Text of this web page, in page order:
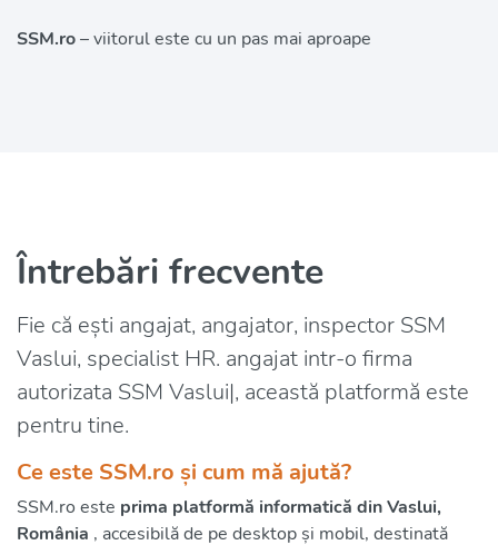
SSM.ro– viitorul este cu un pas mai aproape
Întrebări frecvente
Fie că ești angajat, angajator, inspector SSM
Vaslui, specialist HR. angajat intr-o firma
autorizata SSM Vaslui|, această platformă este
pentru tine.
Ce este SSM.ro și cum mă ajută?
SSM.ro este prima platformă informatică din Vaslui,
România , accesibilă de pe desktop și mobil, destinată